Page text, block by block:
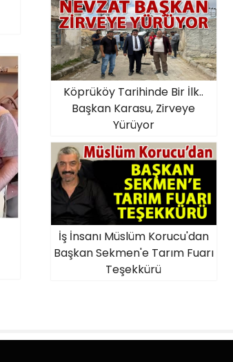
Köprüköy Tarihinde Bir İlk..
Başkan Karasu, Zirveye
Yürüyor
İş İnsanı Müslüm Korucu'dan
Başkan Sekmen'e Tarım Fuarı
Teşekkürü